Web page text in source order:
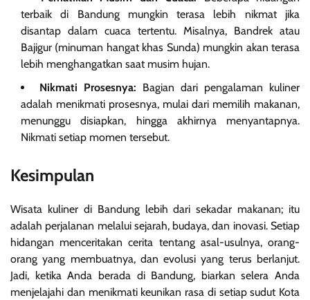
terbaik di Bandung mungkin terasa lebih nikmat jika
disantap dalam cuaca tertentu. Misalnya, Bandrek atau
Bajigur (minuman hangat khas Sunda) mungkin akan terasa
lebih menghangatkan saat musim hujan.
Nikmati Prosesnya: Bagian dari pengalaman kuliner
adalah menikmati prosesnya, mulai dari memilih makanan,
menunggu disiapkan, hingga akhirnya menyantapnya.
Nikmati setiap momen tersebut.
Kesimpulan
Wisata kuliner di Bandung lebih dari sekadar makanan; itu
adalah perjalanan melalui sejarah, budaya, dan inovasi. Setiap
hidangan menceritakan cerita tentang asal-usulnya, orang-
orang yang membuatnya, dan evolusi yang terus berlanjut.
Jadi, ketika Anda berada di Bandung, biarkan selera Anda
menjelajahi dan menikmati keunikan rasa di setiap sudut Kota